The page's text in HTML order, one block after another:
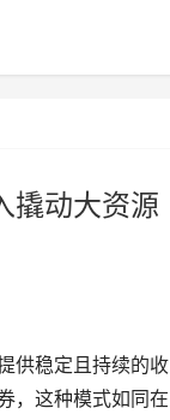
撬动大资源
供稳定且持续的收
，这种模式如同在